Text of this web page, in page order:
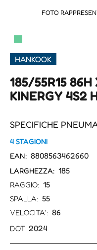
FOTO
▀
HANKOOK
185/55R15
KINERGY 4S2
SPECIFICHE
4 STAGIONI
EAN: 8808563462660
LARGHEZZA: 185
RAGGIO: 15
SPALLA: 55
VELOCITA': 86
DOT 2024